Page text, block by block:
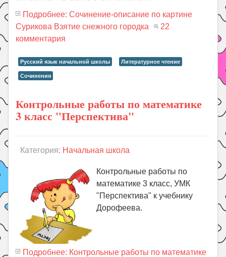
Подробнее: Сочинение-описание по картине
Сурикова Взятие снежного городка
22
комментария
Русский язык начальной школы Литературное чтение
Сочинения
Контрольные работы по математике
3 класс "Перспектива"
Категория: Начальная школа
Контрольные работы по
математике 3 класс, УМК
"Перспектива" к учебнику
Дорофеева.
Подробнее: Контрольные работы по математике